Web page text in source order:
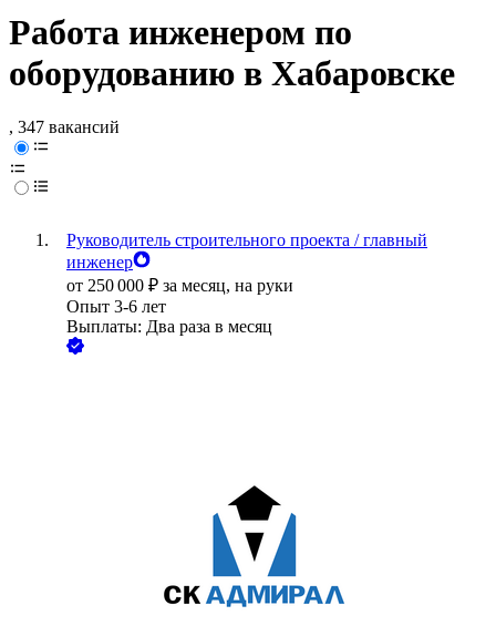
Работа инженером по
оборудованию в Хабаровске
, 347 вакансий
Руководитель строительного проекта / главный
инженер
от 250 000 ₽ за месяц, на руки
Опыт 3-6 лет
Выплаты: Два раза в месяц